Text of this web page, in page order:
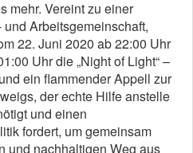
mehr. Vereint zu einer
Arbeitsgemeinschaft,
22. Juni 2020 ab 22:00 Uhr
Uhr die „Night of Light“ –
ein flammender Appell zur
der echte Hilfe anstelle
und einen
fordert, um gemeinsam
und nachhaltigen Weg aus